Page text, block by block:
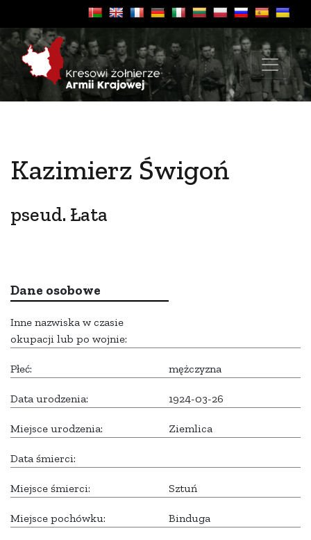
Kazimierz Świgoń
pseud. Łata
Dane osobowe
Inne nazwiska w czasie
okupacji lub po wojnie:
Płeć: mężczyzna
Data urodzenia: 1924-03-26
Miejsce urodzenia: Ziemlica
Data śmierci:
Miejsce śmierci: Sztuń
Miejsce pochówku: Binduga